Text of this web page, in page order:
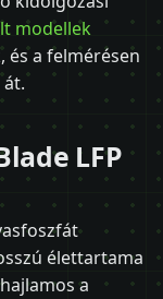
modellek
és a felmérésen
LFP
élettartama
a